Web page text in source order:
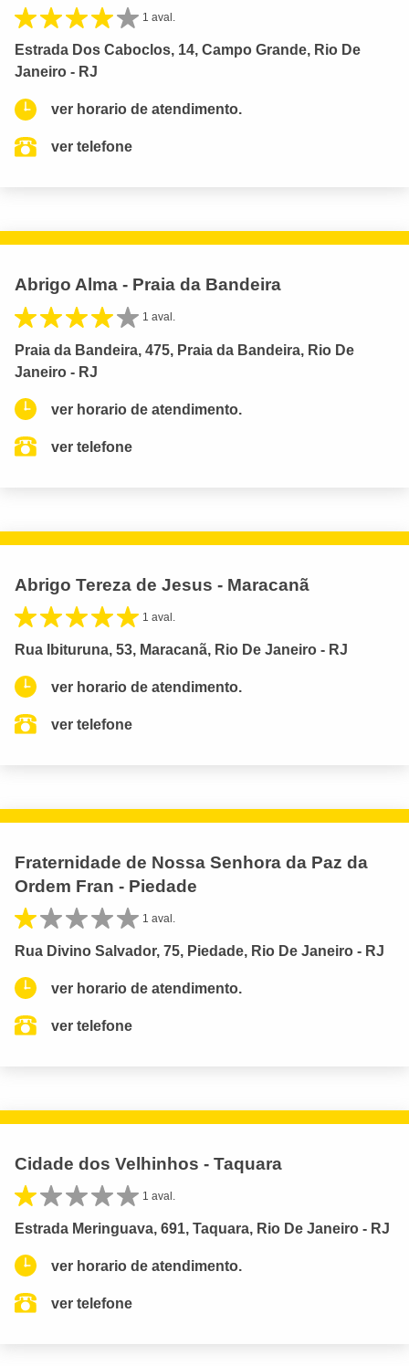
1 aval.
Estrada Dos Caboclos, 14, Campo Grande, Rio De
Janeiro - RJ
ver horario de atendimento.
ver telefone
Abrigo Alma - Praia da Bandeira
1 aval.
Praia da Bandeira, 475, Praia da Bandeira, Rio De
Janeiro - RJ
ver horario de atendimento.
ver telefone
Abrigo Tereza de Jesus - Maracanã
1 aval.
Rua Ibituruna, 53, Maracanã, Rio De Janeiro - RJ
ver horario de atendimento.
ver telefone
Fraternidade de Nossa Senhora da Paz da
Ordem Fran - Piedade
1 aval.
Rua Divino Salvador, 75, Piedade, Rio De Janeiro - RJ
ver horario de atendimento.
ver telefone
Cidade dos Velhinhos - Taquara
1 aval.
Estrada Meringuava, 691, Taquara, Rio De Janeiro - RJ
ver horario de atendimento.
ver telefone